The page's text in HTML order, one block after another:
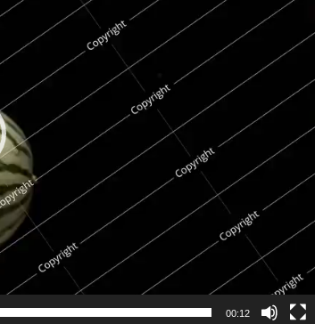
00:12